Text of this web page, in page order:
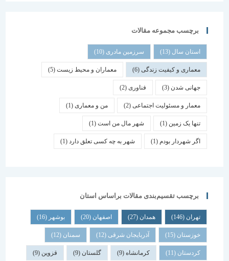
برچسب مجموعه مقالات
استان سال(13) سرزمین مادری(10)
معماری و کیفیت زندگی(6) معماران و محیط زیست(5)
جهانی شدن(3) فناوری (2)
معمار و مسئولیت اجتماعی (2) من و معماری (1)
تنها یک زمین(1) شهر مال من است(1)
اگر شهردار بودم (1) شهر به چه کسی تعلق دارد(1)
برچسب تقسیم‌بندی مقالات براساس استان
همدان اصفهان (20) بوشهر
خوزستان(15) آذربایجان شرقی(12) سمنان (12)
کردستان(11) کرمانشاه(9) گلستان (9) قزوین